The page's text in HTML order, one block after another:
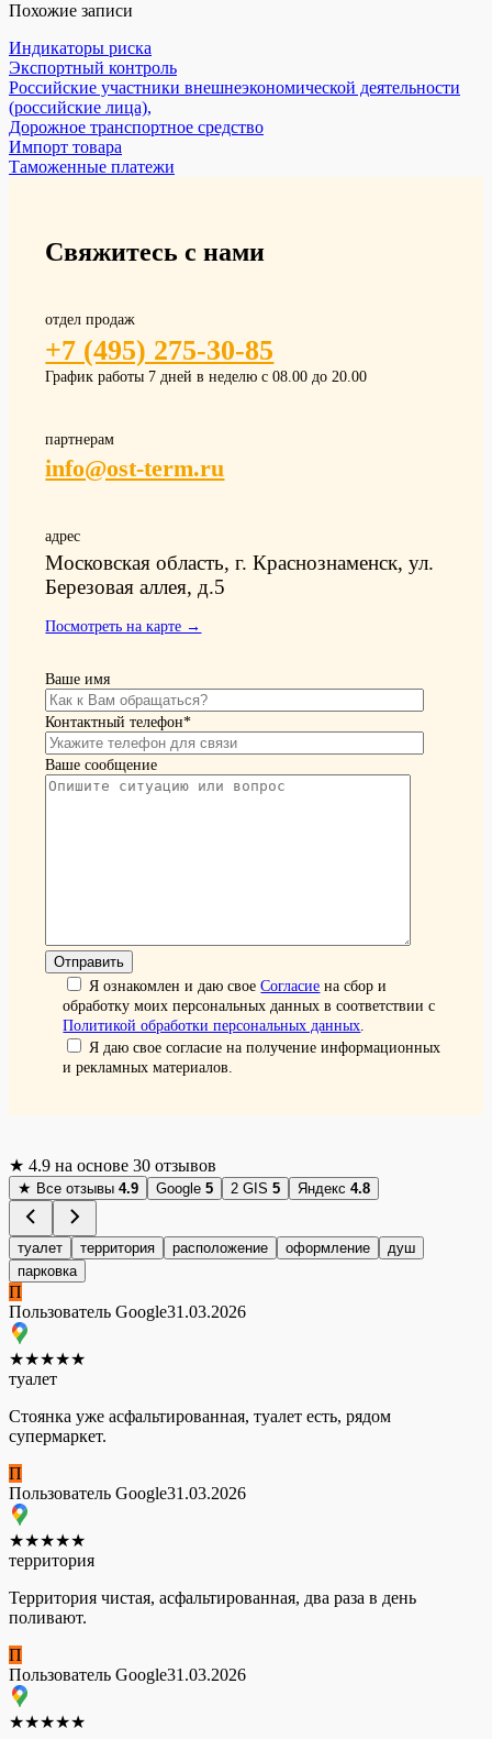
Похожие записи
Индикаторы риска
Экспортный контроль
Российские участники внешнеэкономической деятельности
(российские лица),
Дорожное транспортное средство
Импорт товара
Таможенные платежи
Свяжитесь с нами
отдел продаж
+7 (495) 275-30-85
График работы 7 дней в неделю с 08.00 до 20.00
партнерам
info@ost-term.ru
адрес
Московская область, г. Краснознаменск, ул.
Березовая аллея, д.5
Посмотреть на карте →
Ваше имя
Контактный телефон*
Ваше сообщение
Я ознакомлен и даю своеСогласие на сбор и
обработку моих персональных данных в соответствии с
Политикой обработки персональных данных
Я даю свое согласие на получение информационных
и рекламных материалов.
★ 4.9 на основе 30 отзывов
★ Все отзывы 4.9 Google 5 2 GIS 5 Яндекс 4.8
туалет территория расположение оформление
душ
парковка
П
Пользователь Google31.03.2026
★★★★★
туалет
Стоянка уже асфальтированная, туалет есть, рядом
супермаркет.
П
Пользователь Google31.03.2026
★★★★★
территория
Территория чистая, асфальтированная, два раза в день
поливают.
П
Пользователь Google31.03.2026
★★★★★